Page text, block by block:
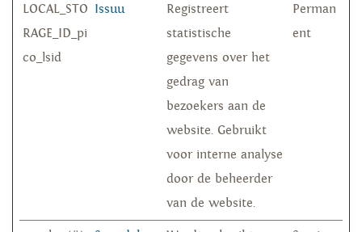
LOCAL_STO
RAGE_ID_pi
co_lsid
Issuu
Registreert
statistische
gegevens over het
gedrag van
bezoekers aan de
website. Gebruikt
voor interne analyse
door de beheerder
van de website.
Perman
ent